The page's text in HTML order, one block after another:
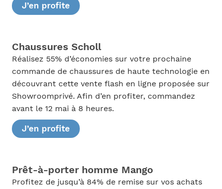
J’en profite
Chaussures Scholl
Réalisez 55% d’économies sur votre prochaine
commande de chaussures de haute technologie en
découvrant cette vente flash en ligne proposée sur
Showroomprivé. Afin d’en profiter, commandez
avant le 12 mai à 8 heures.
J’en profite
Prêt-à-porter homme Mango
Profitez de jusqu’à 84% de remise sur vos achats